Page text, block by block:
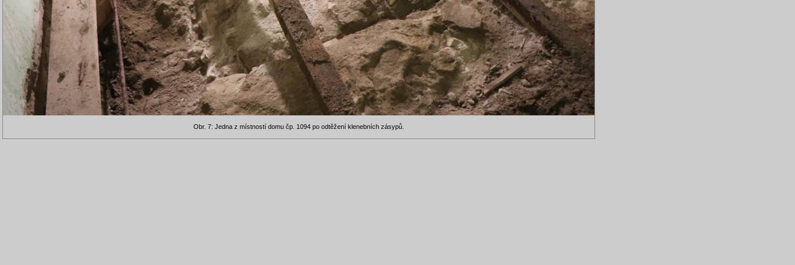
Obr. 7: Jedna z místností domu čp. 1094 po odtěžení klenebních zásypů.